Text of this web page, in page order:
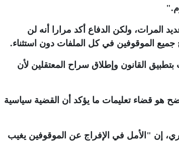
".
ولكن الدفاع أكد مرارا أنه لن
الموقوفين في كل الملفات دون استثناء.
القانون وإطلاق سراح المعتقلين لأن
هو قضاء تعليمات ما يؤكد أن القضية سياسية
إن "الأمل في الإفراج عن الموقوفين يغيب